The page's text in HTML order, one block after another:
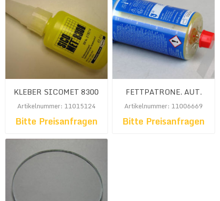
KLEBER SICOMET 8300
Artikelnummer: 11015124
Bitte Preisanfragen
FETTPATRONE. AUT.
Artikelnummer: 11006669
Bitte Preisanfragen